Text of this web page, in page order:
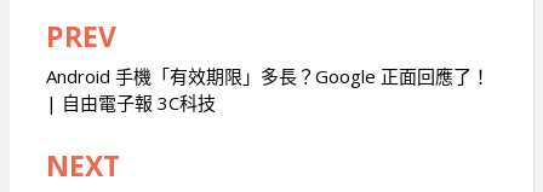
文
章
導
覽
PREV
Android 手機「有效期限」多長？Google 正面回應了！
| 自由電子報 3C科技
NEXT